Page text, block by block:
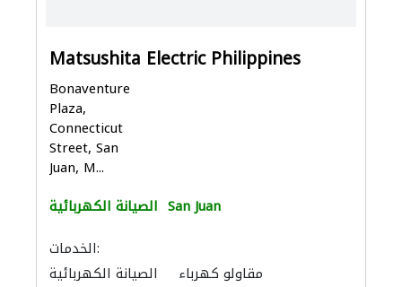
Matsushita Electric Philippines
Bonaventure
Plaza,
Connecticut
Street, San
Juan, M...
الصيانة الكهربائية San Juan
الخدمات:
الصيانة الكهربائية
مقاولو كهرباء